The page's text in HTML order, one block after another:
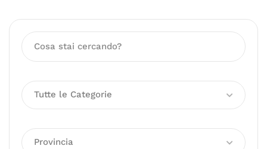
Tutte le Categorie
Provincia